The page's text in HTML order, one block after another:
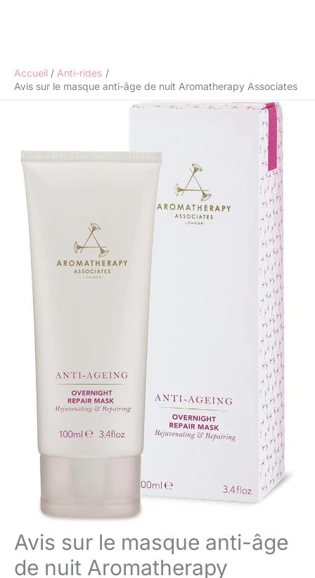
Accueil
Anti-rides
Avis sur le masque anti-âge de nuit Aromatherapy Associates
Avis sur le masque anti-âge
de nuit Aromatherapy